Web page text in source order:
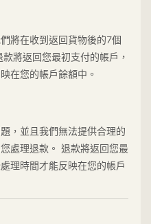
將在收到返回貨物後的7個
將返回您最初支付的帳戶，
在您的帳戶餘額中。
，並且我們無法提供合理的
處理退款。 退款將返回您最
理時間才能反映在您的帳戶